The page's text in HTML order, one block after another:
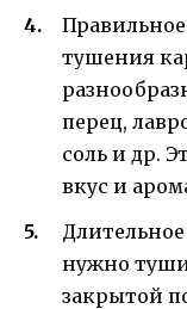
тушения
перец,
соль и др.
вкус и
нужно
закрытой